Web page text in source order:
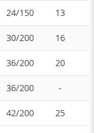
24/150 13
30/200 16
36/200 20
36/200 -
42/200 25